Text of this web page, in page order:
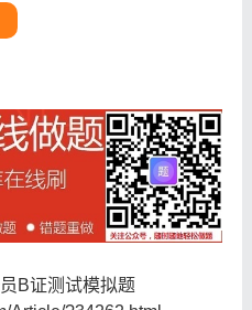
B证测试模拟题